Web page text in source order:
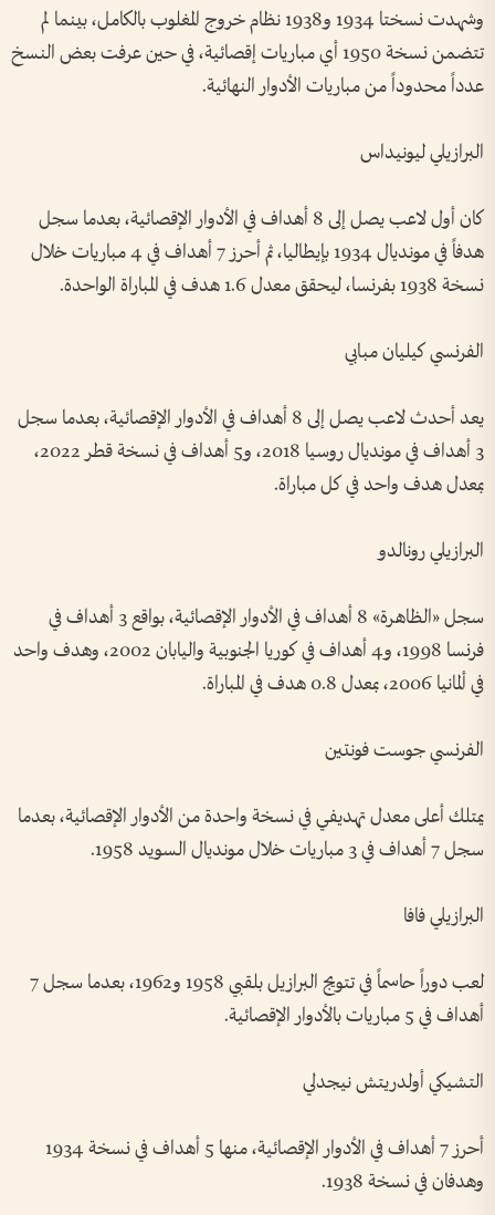
وشهدت نسختا 1934 و1938 نظام خروج المغلوب بالكامل، بينما لم
تتضمن نسخة 1950 أي مباريات إقصائية، في حين عرفت بعض النسخ
عدداً محدوداً من مباريات الأدوار النهائية.
البرازيلي ليونيداس
كان أول لاعب يصل إلى 8 أهداف في الأدوار الإقصائية، بعدما سجل
هدفاً في مونديال 1934 بإيطاليا، ثم أحرز 7 أهداف في 4 مباريات خلال
نسخة 1938 بفرنسا، ليحقق معدل 1.6 هدف في المباراة الواحدة.
الفرنسي كيليان مبابي
يعد أحدث لاعب يصل إلى 8 أهداف في الأدوار الإقصائية، بعدما سجل
3 أهداف في مونديال روسيا 2018، و5 أهداف في نسخة قطر 2022،
بمعدل هدف واحد في كل مباراة.
البرازيلي رونالدو
سجل «الظاهرة» 8 أهداف في الأدوار الإقصائية، بواقع 3 أهداف في
فرنسا 1998، و4 أهداف في كوريا الجنوبية واليابان 2002، وهدف واحد
في ألمانيا 2006، بمعدل 0.8 هدف في المباراة.
الفرنسي جوست فونتين
يمتلك أعلى معدل تهديفي في نسخة واحدة من الأدوار الإقصائية، بعدما
سجل 7 أهداف في 3 مباريات خلال مونديال السويد 1958.
البرازيلي فافا
لعب دوراً حاسماً في تتويج البرازيل بلقبي 1958 و1962، بعدما سجل 7
أهداف في 5 مباريات بالأدوار الإقصائية.
التشيكي أولدريتش نيجدلي
أحرز 7 أهداف في الأدوار الإقصائية، منها 5 أهداف في نسخة 1934
وهدفان في نسخة 1938.